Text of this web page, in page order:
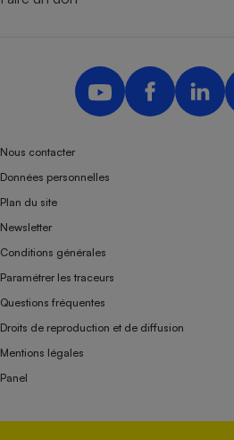
Nous contacter
Données personnelles
Plan du site
Newsletter
Conditions générales
Paramétrer les traceurs
Questions fréquentes
Droits de reproduction et de diffusion
Mentions légales
Panel
Association indépendante de l’État, des